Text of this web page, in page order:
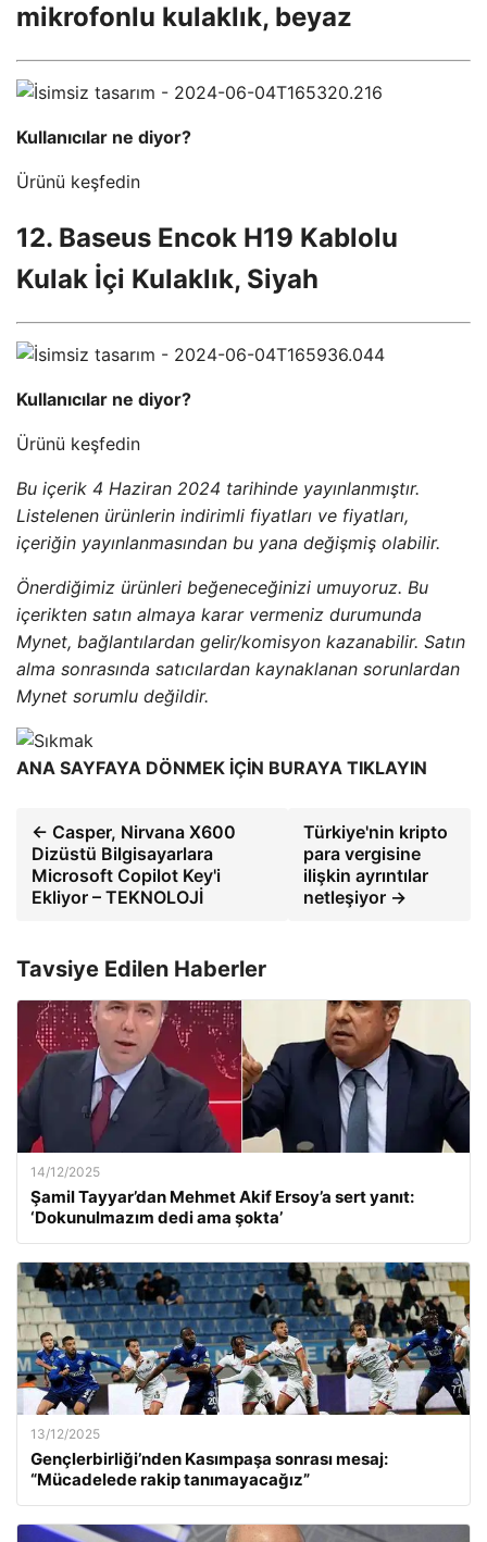
mikrofonlu kulaklık, beyaz
Kullanıcılar ne diyor?
Ürünü keşfedin
12. Baseus Encok H19 Kablolu
Kulak İçi Kulaklık, Siyah
Kullanıcılar ne diyor?
Ürünü keşfedin
Bu içerik 4 Haziran 2024 tarihinde yayınlanmıştır.
Listelenen ürünlerin indirimli fiyatları ve fiyatları,
içeriğin yayınlanmasından bu yana değişmiş olabilir.
Önerdiğimiz ürünleri beğeneceğinizi umuyoruz. Bu
içerikten satın almaya karar vermeniz durumunda
Mynet, bağlantılardan gelir/komisyon kazanabilir. Satın
alma sonrasında satıcılardan kaynaklanan sorunlardan
Mynet sorumlu değildir.
ANA SAYFAYA DÖNMEK İÇİN BURAYA TIKLAYIN
← Casper, Nirvana X600
Dizüstü Bilgisayarlara
Microsoft Copilot Key'i
Ekliyor – TEKNOLOJİ
Türkiye'nin kripto
para vergisine
ilişkin ayrıntılar
netleşiyor →
Tavsiye Edilen Haberler
14/12/2025
Şamil Tayyar’dan Mehmet Akif Ersoy’a sert yanıt:
‘Dokunulmazım dedi ama şokta’
13/12/2025
Gençlerbirliği’nden Kasımpaşa sonrası mesaj:
“Mücadelede rakip tanımayacağız”